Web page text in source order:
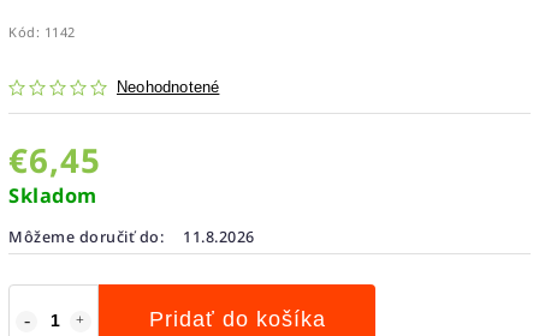
Kód: 1142
Neohodnotené
€6,45
Skladom
Môžeme doručiť do: 11.8.2026
Pridať do košíka